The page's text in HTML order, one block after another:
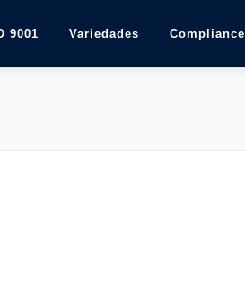
9001 Variedades Compliance